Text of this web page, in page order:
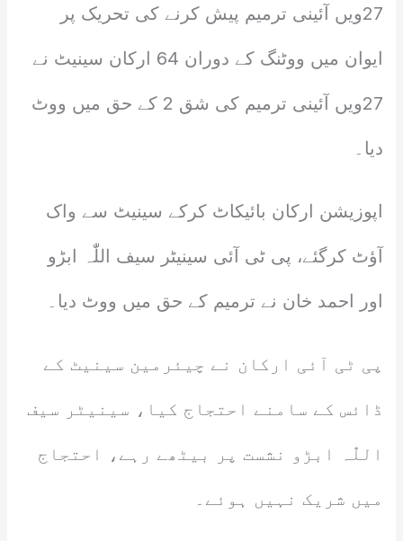
27ویں آئینی ترمیم پیش کرنے کی تحریک پر
ایوان میں ووٹنگ کے دوران 64 ارکان سینیٹ نے
27ویں آئینی ترمیم کی شق 2 کے حق میں ووٹ
دیا۔
اپوزیشن ارکان بائیکاٹ کرکے سینیٹ سے واک
آؤٹ کرگئے، پی ٹی آئی سینیٹر سیف اللّٰہ ابڑو
اور احمد خان نے ترمیم کے حق میں ووٹ دیا۔
پی ٹی آئی ارکان نے چیئرمین سینیٹ کے
ڈائس کے سامنے احتجاج کیا، سینیٹر سیف
اللّٰہ ابڑو نشست پر بیٹھے رہے، احتجاج
میں شریک نہیں ہوئے۔